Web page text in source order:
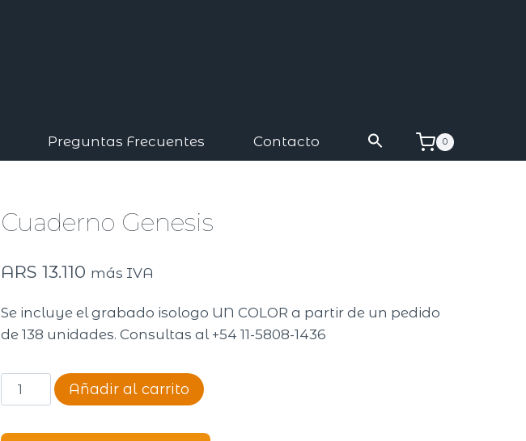
Preguntas Frecuentes Contacto 0
Cuaderno Genesis
ARS 13.110 más IVA
Se incluye el grabado isologo UN COLOR a partir de un pedido
de 138 unidades. Consultas al +54 11-5808-1436
Cuaderno
Genesis
Añadir al carrito